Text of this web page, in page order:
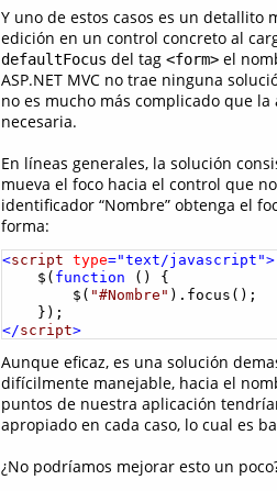
Y uno de estos casos es un
edición en un control concreto al
defaultFocus del tag <form> el
ASP.NET MVC no trae ninguna
no es mucho más complicado que
necesaria.
En líneas generales, la solución
mueva el foco hacia el control que
identificador “Nombre” obtenga el
forma:
<script type="text/javascript">
$( function () {
$( "#Nombre" ).focus();
</script>
Aunque eficaz, es una solución
difícilmente manejable, hacia el
puntos de nuestra aplicación
apropiado en cada caso, lo cual es
¿No podríamos mejorar esto un